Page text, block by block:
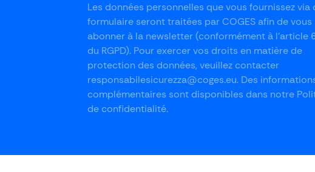
Les données personnelles que vous fournissez via
formulaire seront traitées par COGES afin de vous
abonner à la newsletter (conformément à l'article
du RGPD). Pour exercer vos droits en matière de
protection des données, veuillez contacter
responsabilesicurezza@coges.eu. Des
complémentaires sont disponibles dans notre
de confidentialité.